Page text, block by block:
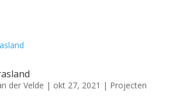
der Velde | okt 27, 2021 | Projecten